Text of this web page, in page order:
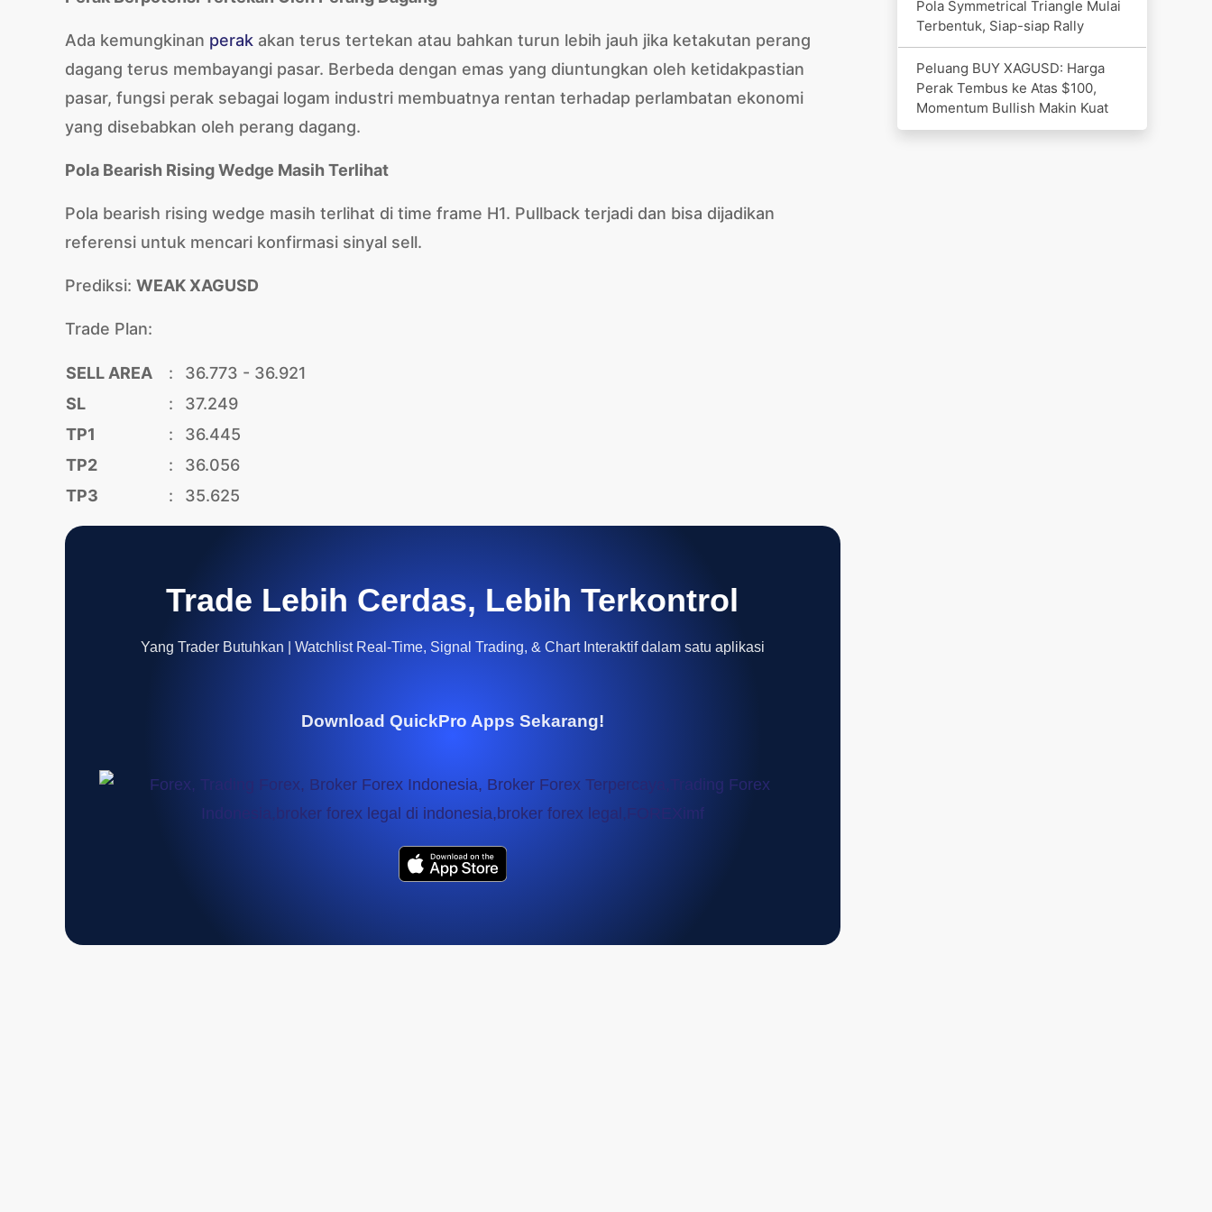
Ada kemungkinan perak akan terus tertekan atau bahkan turun lebih jauh jika ketakutan perang
dagang terus membayangi pasar. Berbeda dengan emas yang diuntungkan oleh ketidakpastian
pasar, fungsi perak sebagai logam industri membuatnya rentan terhadap perlambatan ekonomi
yang disebabkan oleh perang dagang.
Pola Bearish Rising Wedge Masih Terlihat
Pola bearish rising wedge masih terlihat di time frame H1. Pullback terjadi dan bisa dijadikan
referensi untuk mencari konfirmasi sinyal sell.
Prediksi: WEAK XAGUSD
Trade Plan:
SELL AREA :
36.773 - 36.921
SL
:
37.249
TP1
:
36.445
TP2
:
36.056
TP3
: 35.625
Trade Lebih Cerdas, Lebih Terkontrol
Yang Trader Butuhkan | Watchlist Real-Time, Signal Trading, & Chart Interaktif dalam satu aplikasi
Download QuickPro Apps Sekarang!
Pola Symmetrical Triangle Mulai
Terbentuk, Siap-siap Rally
Peluang BUY XAGUSD: Harga
Perak Tembus ke Atas $100,
Momentum Bullish Makin Kuat